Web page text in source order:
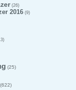
(26)
2016 (9)
(25)
(622)